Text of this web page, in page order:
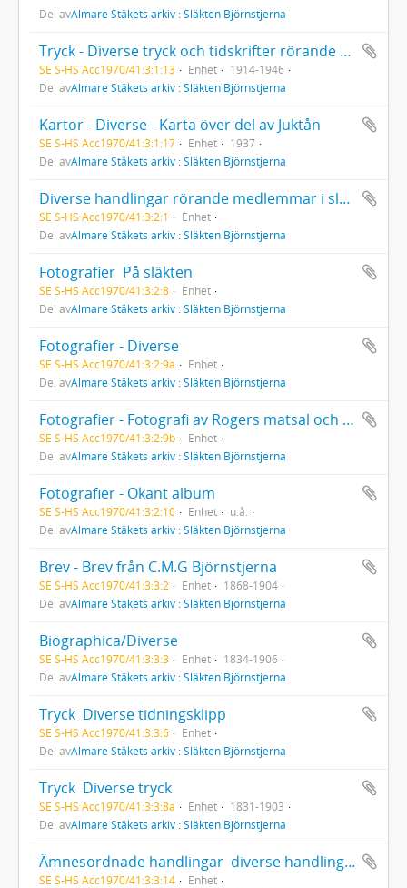
Del avAlmare Stäkets arkiv : Släkten Björnstjerna
Tryck - Diverse tryck och tidskrifter rörande Almare Stäket
SE S-HS Acc1970/41:3:1:13 Enhet
1914-1946
Del avAlmare Stäkets arkiv : Släkten Björnstjerna
Kartor - Diverse - Karta över del av Juktån
SE S-HS Acc1970/41:3:1:17 Enhet
1937
Del avAlmare Stäkets arkiv : Släkten Björnstjerna
Diverse handlingar rörande medlemmar i släkten Björnstjerna  akter med personliga handlingar
SE S-HS Acc1970/41:3:2:1
Enhet
Del avAlmare Stäkets arkiv : Släkten Björnstjerna
Fotografier  På släkten
SE S-HS Acc1970/41:3:2:8
Enhet
Del avAlmare Stäkets arkiv : Släkten Björnstjerna
Fotografier - Diverse
SE S-HS Acc1970/41:3:2:9a
Enhet
Del avAlmare Stäkets arkiv : Släkten Björnstjerna
Fotografier - Fotografi av Rogers matsal och skrivrum
SE S-HS Acc1970/41:3:2:9b
Enhet
Del avAlmare Stäkets arkiv : Släkten Björnstjerna
Fotografier - Okänt album
SE S-HS Acc1970/41:3:2:10 Enhet
u.å.
Del avAlmare Stäkets arkiv : Släkten Björnstjerna
Brev - Brev från C.M.G Björnstjerna
SE S-HS Acc1970/41:3:3:2 Enhet
1868-1904
Del avAlmare Stäkets arkiv : Släkten Björnstjerna
Biographica/Diverse
SE S-HS Acc1970/41:3:3:3 Enhet
1834-1906
Del avAlmare Stäkets arkiv : Släkten Björnstjerna
Tryck  Diverse tidningsklipp
SE S-HS Acc1970/41:3:3:6
Enhet
Del avAlmare Stäkets arkiv : Släkten Björnstjerna
Tryck  Diverse tryck
SE S-HS Acc1970/41:3:3:8a Enhet
1831-1903
Del avAlmare Stäkets arkiv : Släkten Björnstjerna
Ämnesordnade handlingar  diverse handlingar rörande Inrikespolitisk verksamhet  Byggnationer och monument
SE S-HS Acc1970/41:3:3:14
Enhet